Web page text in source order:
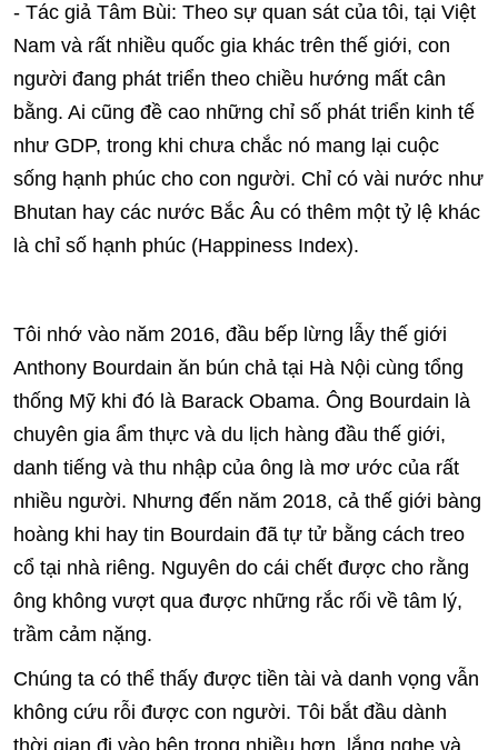
- Tác giả Tâm Bùi: Theo sự quan sát của tôi, tại Việt
Nam và rất nhiều quốc gia khác trên thế giới, con
người đang phát triển theo chiều hướng mất cân
bằng. Ai cũng đề cao những chỉ số phát triển kinh tế
như GDP, trong khi chưa chắc nó mang lại cuộc
sống hạnh phúc cho con người. Chỉ có vài nước như
Bhutan hay các nước Bắc Âu có thêm một tỷ lệ khác
là chỉ số hạnh phúc (Happiness Index).
Tôi nhớ vào năm 2016, đầu bếp lừng lẫy thế giới
Anthony Bourdain ăn bún chả tại Hà Nội cùng tổng
thống Mỹ khi đó là Barack Obama. Ông Bourdain là
chuyên gia ẩm thực và du lịch hàng đầu thế giới,
danh tiếng và thu nhập của ông là mơ ước của rất
nhiều người. Nhưng đến năm 2018, cả thế giới bàng
hoàng khi hay tin Bourdain đã tự tử bằng cách treo
cổ tại nhà riêng. Nguyên do cái chết được cho rằng
ông không vượt qua được những rắc rối về tâm lý,
trầm cảm nặng.
Chúng ta có thể thấy được tiền tài và danh vọng vẫn
không cứu rỗi được con người. Tôi bắt đầu dành
thời gian đi vào bên trong nhiều hơn, lắng nghe và